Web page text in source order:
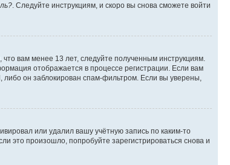
. Следуйте инструкциям, и скоро вы снова сможете войти
вам менее 13 лет, следуйте полученным инструкциям.
отображается в процессе регистрации. Если вам
он заблокирован спам-фильтром. Если вы уверены,
или удалил вашу учётную запись по каким-то
это произошло, попробуйте зарегистрироваться снова и